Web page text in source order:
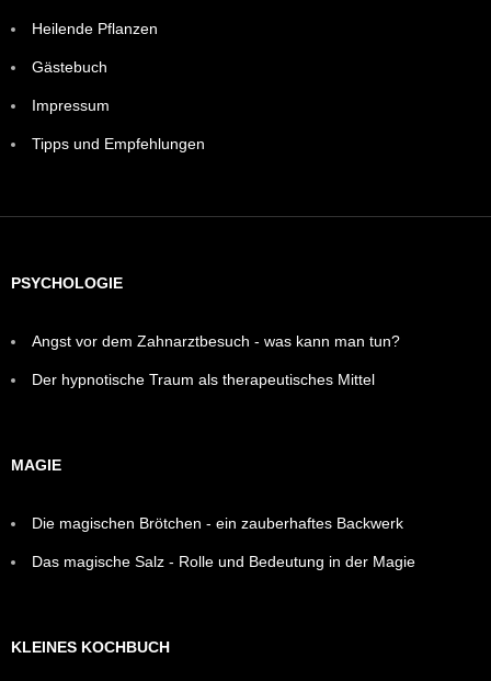
Heilende Pflanzen
Gästebuch
Impressum
Tipps und Empfehlungen
PSYCHOLOGIE
Angst vor dem Zahnarztbesuch - was kann man tun?
Der hypnotische Traum als therapeutisches Mittel
MAGIE
Die magischen Brötchen - ein zauberhaftes Backwerk
Das magische Salz - Rolle und Bedeutung in der Magie
KLEINES KOCHBUCH